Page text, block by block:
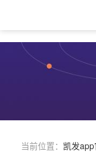
当前位置： 凯发